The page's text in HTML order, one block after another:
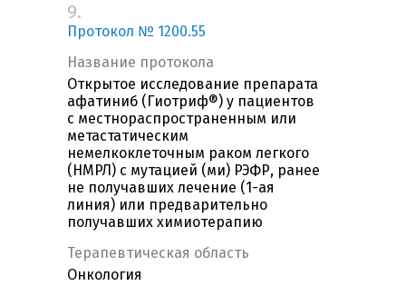
9.
Протокол № 1200.55
Название протокола
Открытое исследование препарата
афатиниб (Гиотриф®) у пациентов
с местнораспространенным или
метастатическим
немелкоклеточным раком легкого
(НМРЛ) с мутацией (ми) РЭФР, ранее
не получавших лечение (1-ая
линия) или предварительно
получавших химиотерапию
Терапевтическая область
Онкология